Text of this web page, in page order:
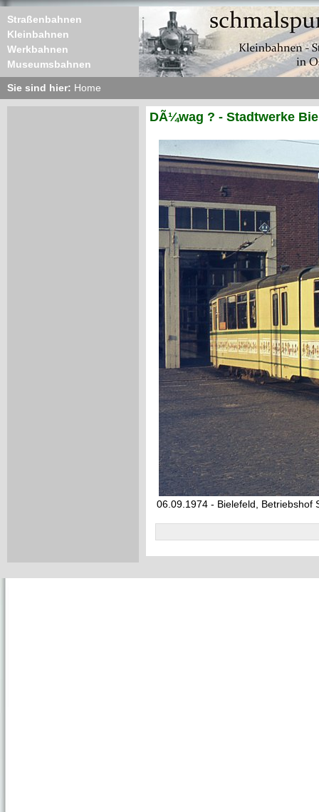
Straßenbahnen
Kleinbahnen
Werkbahnen
Museumsbahnen
Sie sind hier: Home
DÃ¼wag ? - Stadtwerke
06.09.1974 - Bielefeld, Betriebshof